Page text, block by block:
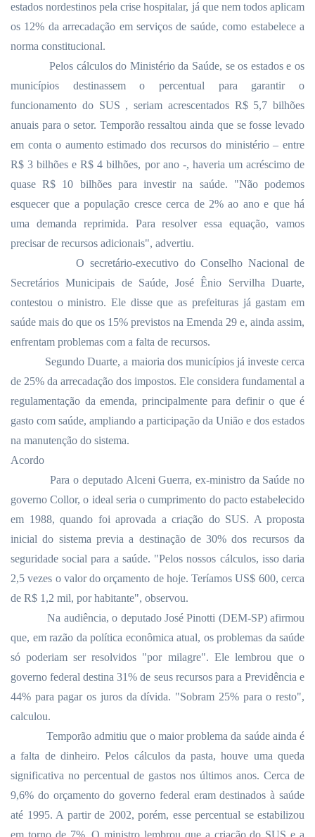
estados nordestinos pela crise hospitalar, já que nem todos aplicam
os 12% da arrecadação em serviços de saúde, como estabelece a
norma constitucional.
Pelos cálculos do Ministério da Saúde, se os estados e os
municípios destinassem o percentual para garantir o
funcionamento do SUS , seriam acrescentados R$ 5,7 bilhões
anuais para o setor. Temporão ressaltou ainda que se fosse levado
em conta o aumento estimado dos recursos do ministério – entre
R$ 3 bilhões e R$ 4 bilhões, por ano -, haveria um acréscimo de
quase R$ 10 bilhões para investir na saúde. "Não podemos
esquecer que a população cresce cerca de 2% ao ano e que há
uma demanda reprimida. Para resolver essa equação, vamos
precisar de recursos adicionais", advertiu.
O secretário-executivo do Conselho Nacional de
Secretários Municipais de Saúde, José Ênio Servilha Duarte,
contestou o ministro. Ele disse que as prefeituras já gastam em
saúde mais do que os 15% previstos na Emenda 29 e, ainda assim,
enfrentam problemas com a falta de recursos.
Segundo Duarte, a maioria dos municípios já investe cerca
de 25% da arrecadação dos impostos. Ele considera fundamental a
regulamentação da emenda, principalmente para definir o que é
gasto com saúde, ampliando a participação da União e dos estados
na manutenção do sistema.
Acordo
Para o deputado Alceni Guerra, ex-ministro da Saúde no
governo Collor, o ideal seria o cumprimento do pacto estabelecido
em 1988, quando foi aprovada a criação do SUS. A proposta
inicial do sistema previa a destinação de 30% dos recursos da
seguridade social para a saúde. "Pelos nossos cálculos, isso daria
2,5 vezes o valor do orçamento de hoje. Teríamos US$ 600, cerca
de R$ 1,2 mil, por habitante", observou.
Na audiência, o deputado José Pinotti (DEM-SP) afirmou
que, em razão da política econômica atual, os problemas da saúde
só poderiam ser resolvidos "por milagre". Ele lembrou que o
governo federal destina 31% de seus recursos para a Previdência e
44% para pagar os juros da dívida. "Sobram 25% para o resto",
calculou.
Temporão admitiu que o maior problema da saúde ainda é
a falta de dinheiro. Pelos cálculos da pasta, houve uma queda
significativa no percentual de gastos nos últimos anos. Cerca de
9,6% do orçamento do governo federal eram destinados à saúde
até 1995. A partir de 2002, porém, esse percentual se estabilizou
em torno de 7%. O ministro lembrou que a criação do SUS e a